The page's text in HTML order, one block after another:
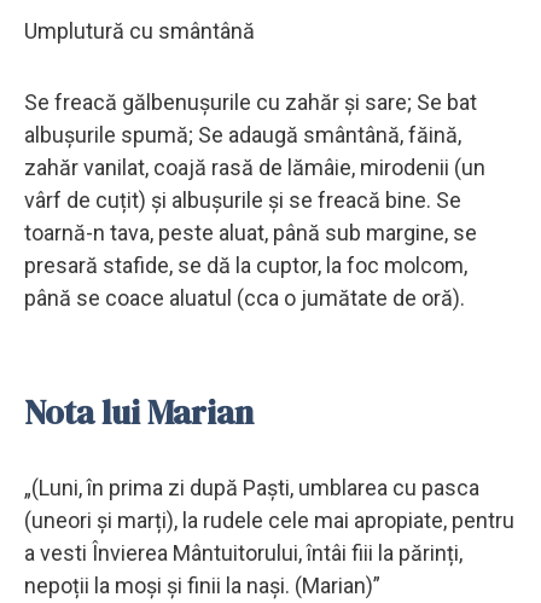
Umplutură cu smântână
Se freacă gălbenușurile cu zahăr și sare; Se bat
albușurile spumă; Se adaugă smântână, făină,
zahăr vanilat, coajă rasă de lămâie, mirodenii (un
vârf de cuțit) și albușurile și se freacă bine. Se
toarnă-n tava, peste aluat, până sub margine, se
presară stafide, se dă la cuptor, la foc molcom,
până se coace aluatul (cca o jumătate de oră).
Nota lui Marian
„(Luni, în prima zi după Paști, umblarea cu pasca
(uneori și marți), la rudele cele mai apropiate, pentru
a vesti Învierea Mântuitorului, întâi fiii la părinți,
nepoții la moși și finii la nași. (Marian)”